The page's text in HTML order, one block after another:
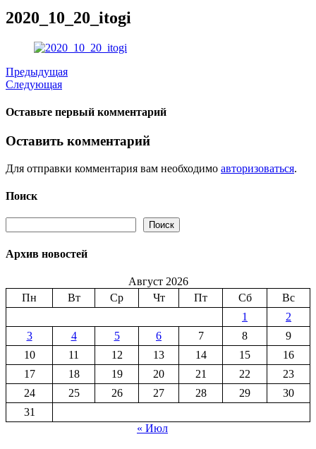
2020_10_20_itogi
Предыдущая
Следующая
Оставьте первый комментарий
Оставить комментарий
Для отправки комментария вам необходимо авторизоваться.
Поиск
Поиск
Архив новостей
Август 2026
Пн
Вт Ср Чт Пт Сб
Вс
1
2
3
4 5 6 7 8
9
10
11 12 13 14 15
16
17
18 19 20 21 22
23
24
25 26 27 28 29
30
31
« Июл